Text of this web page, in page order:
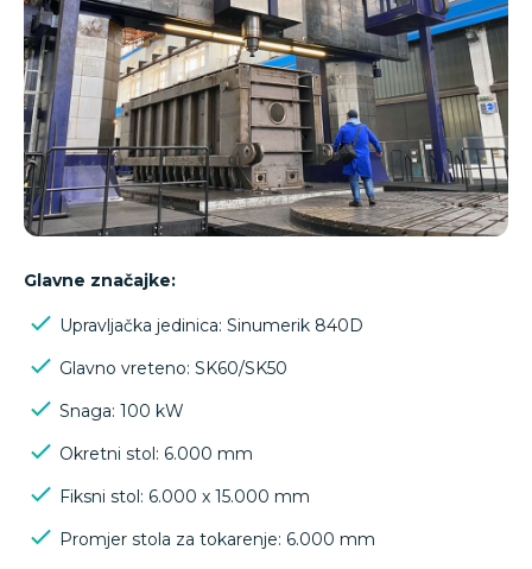
Glavne značajke:
Upravljačka jedinica: Sinumerik 840D
Glavno vreteno: SK60/SK50
Snaga: 100 kW
Okretni stol: 6.000 mm
Fiksni stol: 6.000 x 15.000 mm
Promjer stola za tokarenje: 6.000 mm